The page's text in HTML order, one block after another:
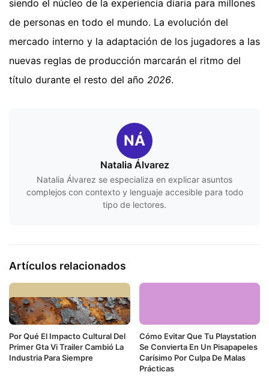
siendo el núcleo de la experiencia diaria para millones
de personas en todo el mundo. La evolución del
mercado interno y la adaptación de los jugadores a las
nuevas reglas de producción marcarán el ritmo del
título durante el resto del año 2026.
NÁ
Natalia Álvarez
Natalia Álvarez se especializa en explicar asuntos
complejos con contexto y lenguaje accesible para todo
tipo de lectores.
Artículos relacionados
Por Qué El Impacto Cultural Del
Primer Gta Vi Trailer Cambió La
Industria Para Siempre
Cómo Evitar Que Tu Playstation
Se Convierta En Un Pisapapeles
Carísimo Por Culpa De Malas
Prácticas